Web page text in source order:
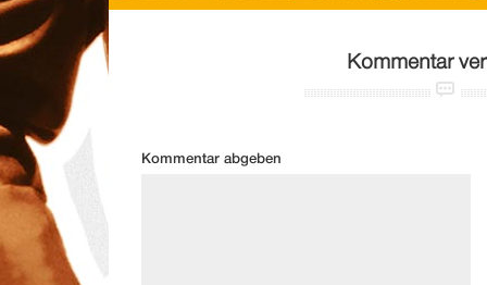
Kommentar
Kommentar abgeben